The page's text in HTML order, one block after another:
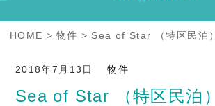
HOME 物件 Sea of Star （特区民泊）
2018年7月13日 物件
Sea of Star （特区民泊）